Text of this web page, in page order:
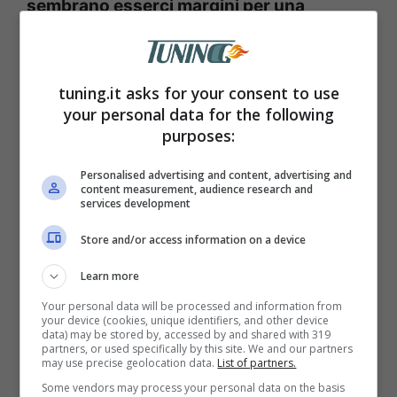
sembrano esserci margini per una
riduzione drastica del prezzo.
Il tecnico ha fatto ingolosire i fan con un
primo teaser della vettura attraverso il suo
account X, sebbene l’immagine fornita
garantisce soltanto una visuale parziale
del profilo dell’automobile elettrica.
Iniziamo dal primo assaggio concreto che
vedrete in basso nel video del canale
YouTube YOUCAR. L’auto, in una
colorazione blu, trasmette un senso di
modernità ma con radici profonde nel DNA
Volkswagen. L’idea è quella di rendere la
tuning.it asks for your consent to use
your personal data for the following
purposes:
Personalised advertising and content, advertising and
content measurement, audience research and
services development
Store and/or access information on a device
Learn more
Your personal data will be processed and information from
your device (cookies, unique identifiers, and other device
data) may be stored by, accessed by and shared with 319
partners, or used specifically by this site. We and our partners
may use precise geolocation data. List of partners.
Some vendors may process your personal data on the basis